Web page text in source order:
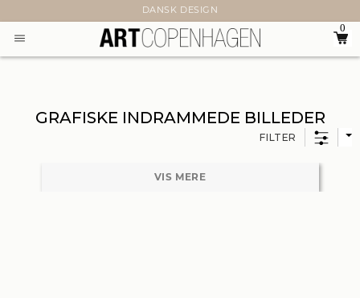
DANSK DESIGN
0
GRAFISKE INDRAMMEDE BILLEDER
FILTER
VIS MERE